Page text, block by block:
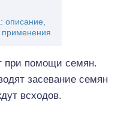
описание,
применения
при помощи семян.
засевание семян
всходов.